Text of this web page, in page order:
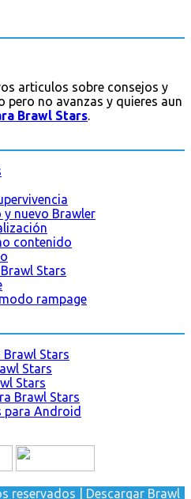
articulos sobre consejos y
pero no avanzas y quieres aun
Brawl Stars.
nuevo Brawler
contenido
Stars
rampage
Brawl Stars
Stars
Stars
Brawl Stars
para Android
reservados | Descargar Brawl